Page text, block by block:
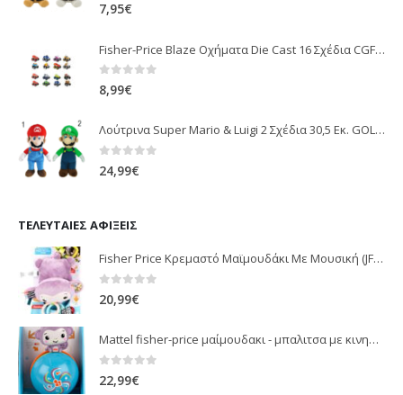
0out of 5
7,95€
Fisher-Price Blaze Οχήματα Die Cast 16 Σχέδια CGF20
0 out of 5
8,99€
Λούτρινα Super Mario & Luigi 2 Σχέδια 30,5 Εκ. GOL13769
0 out of 5
24,99€
ΤΕΛΕΥΤΑΊΕΣ ΑΦΊΞΕΙΣ
Fisher Price Κρεμαστό Μαϊμουδάκι Με Μουσική (JFF02)
0 out of 5
20,99€
Mattel fisher-price μαίμουδακι - μπαλιτσα με κινηση JLB95
22,99€